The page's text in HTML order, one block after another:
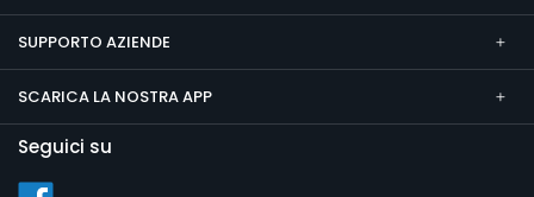
SUPPORTO AZIENDE
SCARICA LA NOSTRA APP
Seguici su